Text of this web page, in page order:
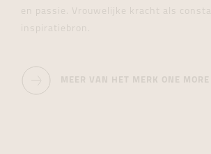
en passie. Vrouwelijke kracht als
inspiratiebron.
MEER VAN HET MERK ONE MORE